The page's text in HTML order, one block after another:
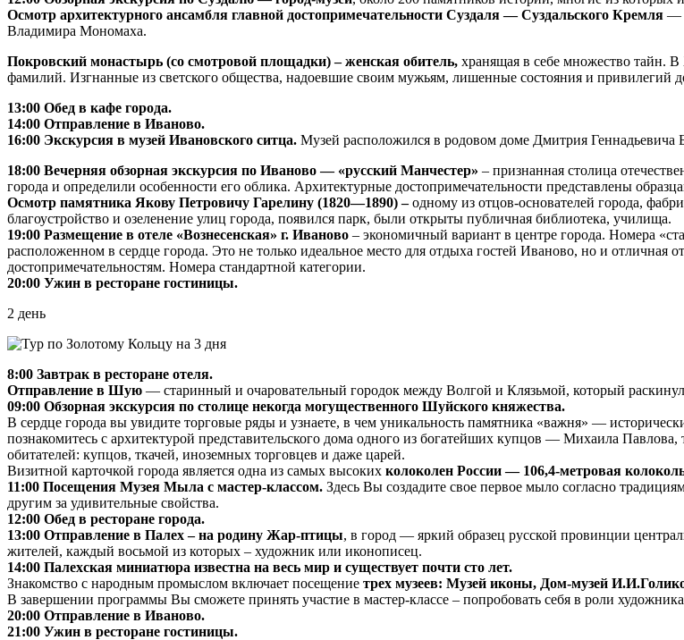
Осмотр архитектурного ансамбля главной достопримечательности Суздаля — Суздальского Кремля —
Владимира Мономаха.
Покровский монастырь (со смотровой площадки) – женская обитель, хранящая в себе множество тайн.
фамилий. Изгнанные из светского общества, надоевшие своим мужьям, лишенные состояния и
13:00 Обед в кафе города.
14:00 Отправление в Иваново.
16:00 Экскурсия в музей Ивановского ситца. Музей расположился в родовом доме Дмитрия
18:00 Вечерняя обзорная экскурсия по Иваново — «русский Манчестер» – признанная столица
города и определили особенности его облика. Архитектурные достопримечательности представлены
Осмотр памятника Якову Петровичу Гарелину (1820—1890) –одному из отцов-основателей города,
благоустройство и озеленение улиц города, появился парк, были открыты публичная библиотека, училища.
19:00 Размещение в отеле «Вознесенская» г. Иваново – экономичный вариант в центре города. Номера
расположенном в сердце города. Это не только идеальное место для отдыха гостей Иваново, но и отличная
достопримечательностям. Номера стандартной категории.
20:00 Ужин в ресторане гостиницы.
2 день
8:00 Завтрак в ресторане отеля.
Отправление в Шую — старинный и очаровательный городок между Волгой и Клязьмой, который
09:00 Обзорная экскурсия по столице некогда могущественного Шуйского княжества.
В сердце города вы увидите торговые ряды и узнаете, в чем уникальность памятника «важня» —
познакомитесь с архитектурой представительского дома одного из богатейших купцов — Михаила
обитателей: купцов, ткачей, иноземных торговцев и даже царей.
Визитной карточкой города является одна из самых высоких колоколен России — 106,4-метровая
11:00 Посещения Музея Мыла с мастер-классом. Здесь Вы создадите свое первое мыло согласно
другим за удивительные свойства.
12:00 Обед в ресторане города.
13:00 Отправление в Палех – на родину Жар-птицы, в город — яркий образец русской провинции
жителей, каждый восьмой из которых – художник или иконописец.
14:00 Палехская миниатюра известна на весь мир и существует почти сто лет.
Знакомство с народным промыслом включает посещение трех музеев: Музей иконы, Дом-музей
В завершении программы Вы сможете принять участие в мастер-классе – попробовать себя в роли
20:00 Отправление в Иваново.
21:00 Ужин в ресторане гостиницы.